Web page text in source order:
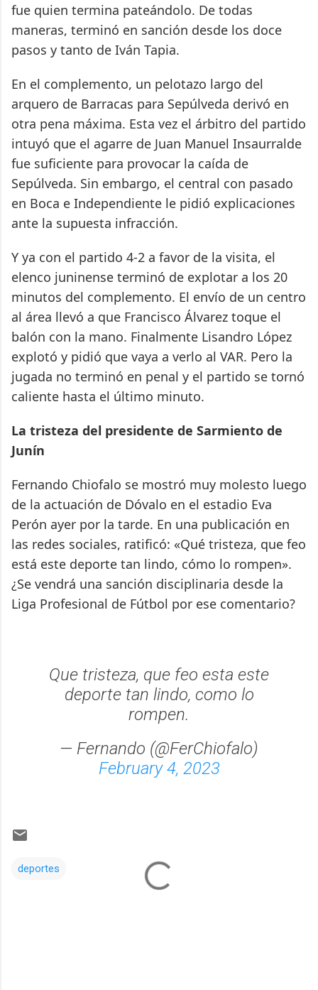
fue quien termina pateándolo. De todas
maneras, terminó en sanción desde los doce
pasos y tanto de Iván Tapia.
En el complemento, un pelotazo largo del
arquero de Barracas para Sepúlveda derivó en
otra pena máxima. Esta vez el árbitro del partido
intuyó que el agarre de Juan Manuel Insaurralde
fue suficiente para provocar la caída de
Sepúlveda. Sin embargo, el central con pasado
en Boca e Independiente le pidió explicaciones
ante la supuesta infracción.
Y ya con el partido 4-2 a favor de la visita, el
elenco juninense terminó de explotar a los 20
minutos del complemento. El envío de un centro
al área llevó a que Francisco Álvarez toque el
balón con la mano. Finalmente Lisandro López
explotó y pidió que vaya a verlo al VAR. Pero la
jugada no terminó en penal y el partido se tornó
caliente hasta el último minuto.
La tristeza del presidente de Sarmiento de
Junín
Fernando Chiofalo se mostró muy molesto luego
de la actuación de Dóvalo en el estadio Eva
Perón ayer por la tarde. En una publicación en
las redes sociales, ratificó: «Qué tristeza, que feo
está este deporte tan lindo, cómo lo rompen».
¿Se vendrá una sanción disciplinaria desde la
Liga Profesional de Fútbol por ese comentario?
Que tristeza, que feo esta este
deporte tan lindo, como lo
rompen.
— Fernando (@FerChiofalo)
February 4, 2023
deportes